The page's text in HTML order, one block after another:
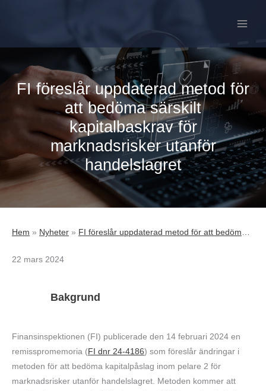
FI föreslår uppdaterad metod för
att bedöma särskilt
kapitalbaskrav för
marknadsrisker utanför
handelslagret
Hem » Nyheter » FI föreslår uppdaterad metod för att bedöma särskilt kapitalbaskrav för marknadsrisker utanför handelslagret
22 mars 2024
Bakgrund
Finansinspektionen (FI) publicerade den 14 februari 2024 en
remisspromemoria (FI dnr 24-4186) som föreslår ändringar i
metoden för att bedöma kapitalpåslag inom pelare 2 för
marknadsrisker utanför handelslagret. Metoden kommer att